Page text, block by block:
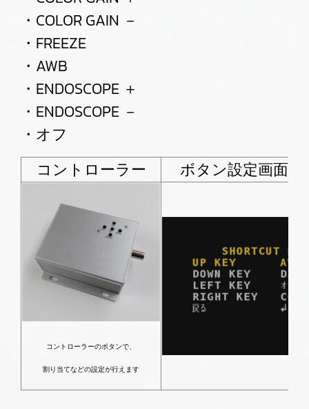
・COLOR GAIN －
・FREEZE
・AWB
・ENDOSCOPE ＋
・ENDOSCOPE －
・オフ
コントローラー
ボタン設定画面
コントローラーのボタンで、
割り当てなどの設定が行えます